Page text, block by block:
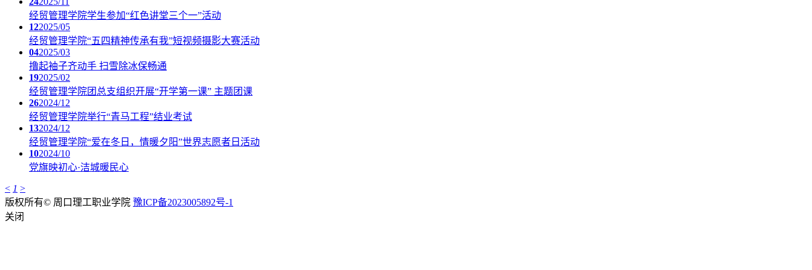
经贸管理学院学生参加“红色讲堂三个一”活动
122025/05
经贸管理学院“五四精神传承有我”短视频摄影大赛活动
042025/03
撸起袖子齐动手 扫雪除冰保畅通
192025/02
经贸管理学院团总支组织开展“开学第一课” 主题团课
262024/12
经贸管理学院举行“青马工程”结业考试
132024/12
经贸管理学院“爱在冬日，情暖夕阳”世界志愿者日活动
102024/10
党旗映初心·洁城暖民心
< 1 >
版权所有© 周口理工职业学院 豫ICP备2023005892号-1
关闭